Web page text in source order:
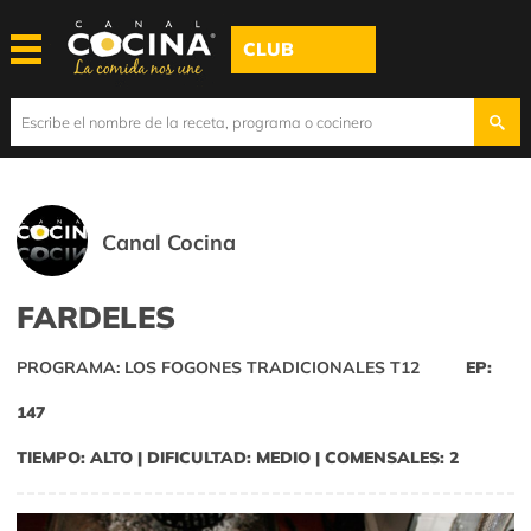
CLUB
Canal Cocina
FARDELES
PROGRAMA: LOS FOGONES TRADICIONALES T12 EP:
147
TIEMPO: ALTO | DIFICULTAD: MEDIO | COMENSALES: 2